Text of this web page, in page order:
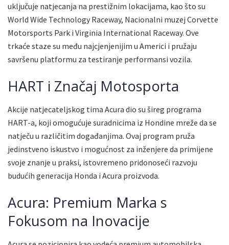
uključuje natjecanja na prestižnim lokacijama, kao što su
World Wide Technology Raceway, Nacionalni muzej Corvette
Motorsports Park i Virginia International Raceway. Ove
trkaće staze su među najcjenjenijim u Americi i pružaju
savršenu platformu za testiranje performansi vozila.
HART i Značaj Motosporta
Akcije natjecateljskog tima Acura dio su šireg programa
HART-a, koji omogućuje suradnicima iz Hondine mreže da se
natječu u različitim događanjima. Ovaj program pruža
jedinstveno iskustvo i mogućnost za inženjere da primijene
svoje znanje u praksi, istovremeno pridonoseći razvoju
budućih generacija Honda i Acura proizvoda.
Acura: Premium Marka s
Fokusom na Inovacije